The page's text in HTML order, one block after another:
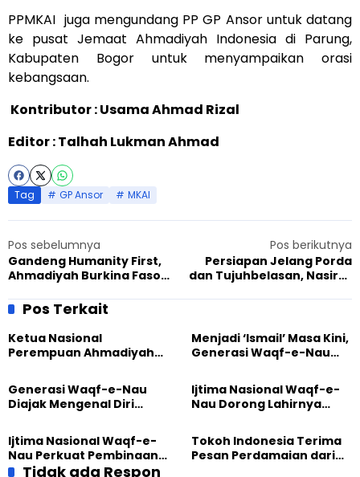
PPMKAI juga mengundang PP GP Ansor untuk datang
ke pusat Jemaat Ahmadiyah Indonesia di Parung,
Kabupaten Bogor untuk menyampaikan orasi
kebangsaan.
Kontributor : Usama Ahmad Rizal
Editor : Talhah Lukman Ahmad
Tag GP Ansor MKAI
Pos sebelumnya
Gandeng Humanity First,
Ahmadiyah Burkina Faso
Pos berikutnya
Persiapan Jelang Porda
dan Tujuhbelasan, Nasirat
Pos Terkait
Ketua Nasional
Perempuan Ahmadiyah
Besar Universitas
Terbuka
Menjadi ‘Ismail’ Masa Kini,
Generasi Waqf-e-Nau
Pengabdian
Generasi Waqf-e-Nau
Diajak Mengenal Diri
Dunia
Ijtima Nasional Waqf-e-
Nau Dorong Lahirnya
yang Militan
Ijtima Nasional Waqf-e-
Nau Perkuat Pembinaan
Calon Pemimpin Jemaat
Tokoh Indonesia Terima
Pesan Perdamaian dari
Tidak ada Respon